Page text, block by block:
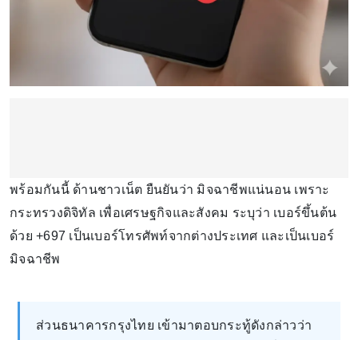
พร้อมกันนี้ ด้านชาวเน็ต ยืนยันว่า มิจฉาชีพแน่นอน เพราะ
กระทรวงดิจิทัล เพื่อเศรษฐกิจและสังคม ระบุว่า เบอร์ขึ้นต้น
ด้วย +697 เป็นเบอร์โทรศัพท์จากต่างประเทศ และเป็นเบอร์
มิจฉาชีพ
ส่วนธนาคารกรุงไทย เข้ามาตอบกระทู้ดังกล่าวว่า